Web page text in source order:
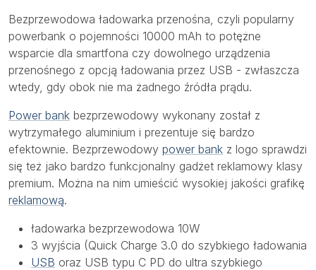
Bezprzewodowa ładowarka przenośna, czyli popularny
powerbank o pojemności 10000 mAh to potężne
wsparcie dla smartfona czy dowolnego urządzenia
przenośnego z opcją ładowania przez USB - zwłaszcza
wtedy, gdy obok nie ma żadnego źródła prądu.
Power bank bezprzewodowy wykonany został z
wytrzymałego aluminium i prezentuje się bardzo
efektownie. Bezprzewodowy power bank z logo sprawdzi
się też jako bardzo funkcjonalny gadżet reklamowy klasy
premium. Można na nim umieścić wysokiej jakości grafikę
reklamową.
ładowarka bezprzewodowa 10W
3 wyjścia (Quick Charge 3.0 do szybkiego ładowania
USB oraz USB typu C PD do ultra szybkiego